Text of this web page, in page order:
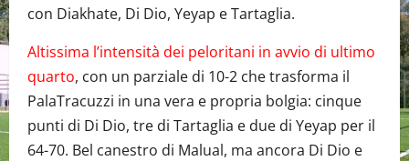
con Diakhate, Di Dio, Yeyap e Tartaglia.
Altissima l’intensità dei peloritani in avvio di ultimo
quarto, con un parziale di 10-2 che trasforma il
PalaTracuzzi in una vera e propria bolgia: cinque
punti di Di Dio, tre di Tartaglia e due di Yeyap per il
64-70. Bel canestro di Malual, ma ancora Di Dio e